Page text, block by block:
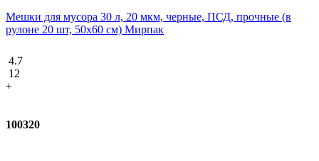
Мешки для мусора 30 л, 20 мкм, черные, ПСД, прочные (в
рулоне 20 шт, 50х60 см) Мирпак
4.7
12
+
100320